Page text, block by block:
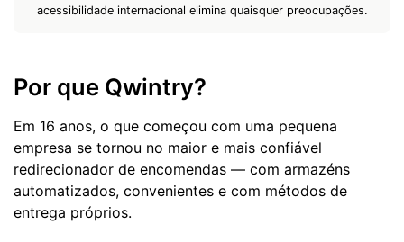
acessibilidade internacional elimina quaisquer preocupações.
Por que Qwintry?
Em 16 anos, o que começou com uma pequena
empresa se tornou no maior e mais confiável
redirecionador de encomendas — com armazéns
automatizados, convenientes e com métodos de
entrega próprios.